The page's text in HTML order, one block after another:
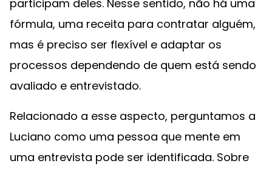
participam deles. Nesse sentido, não há uma
fórmula, uma receita para contratar alguém,
mas é preciso ser flexível e adaptar os
processos dependendo de quem está sendo
avaliado e entrevistado.
Relacionado a esse aspecto, perguntamos a
Luciano como uma pessoa que mente em
uma entrevista pode ser identificada. Sobre